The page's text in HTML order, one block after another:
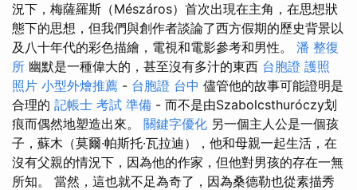
況下，梅薩羅斯（Mészáros）首次出現在主角，在思想狀
態下的思想，但我們與創作者談論了西方假期的歷史背景以
及八十年代的彩色描繪，電視和電影參考和男性。 潘 整復
所 幽默是一種偉大的，甚至沒有多汁的東西 台胞證 護照
照片 小型外燴推薦 - 台胞證 台中 儘管他的故事可能證明是
合理的 記帳士 考試 準備 - 而不是由Szabolcsthuróczy划
痕而偶然地塑造出來。 關鍵字優化 另一個主人公是一個孩
子，蘇木（莫爾·帕斯托·瓦拉迪），他和母親一起生活，在
沒有父親的情況下，因為他的作家，但他對男孩的存在一無
所知。 當然，這也就不足為奇了，因為桑德勒也從素描秀